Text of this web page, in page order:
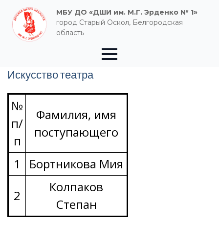
МБУ ДО «ДШИ им. М.Г. Эрденко № 1»
город Старый Оскол, Белгородская
область
Искусство театра
№
п/
п
Фамилия, имя
поступающего
1
Бортникова Мия
2
Колпаков
Степан